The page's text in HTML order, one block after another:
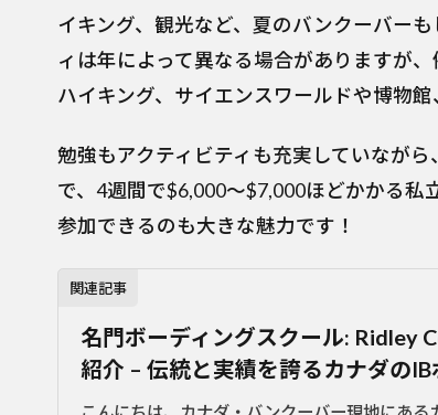
イキング、観光など、夏のバンクーバー
ィは年によって異なる場合がありますが
ハイキング、サイエンスワールドや博物
勉強もアクティビティも充実していなが
で、4週間で$6,000～$7,000ほどかかる
参加できるのも大きな魅力です！
関連記事
名門ボーディングスクール: Ridley
紹介 – 伝統と実績を誇るカナダの